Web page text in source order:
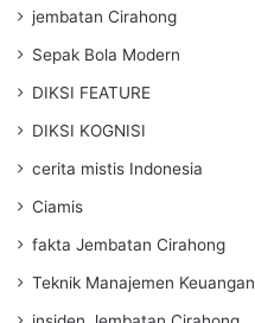
jembatan Cirahong
Sepak Bola Modern
DIKSI FEATURE
DIKSI KOGNISI
cerita mistis Indonesia
Ciamis
fakta Jembatan Cirahong
Teknik Manajemen Keuangan